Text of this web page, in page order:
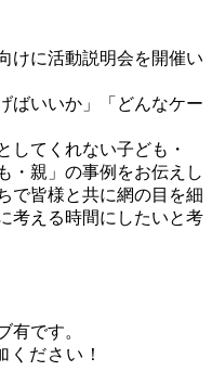
けに活動説明会を開催い
ばいいか」「どんなケー
してくれない子ども・
・親」の事例をお伝えし
で皆様と共に網の目を細
考える時間にしたいと考
有です。
ください！